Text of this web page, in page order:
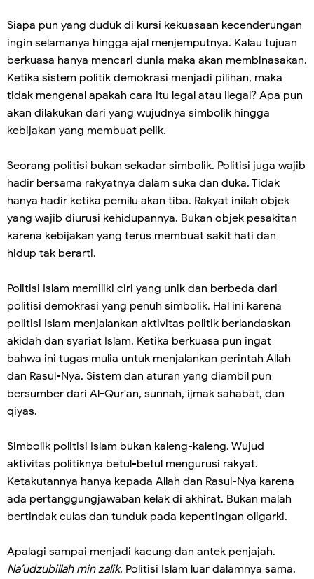
Siapa pun yang duduk di kursi kekuasaan kecenderungan
ingin selamanya hingga ajal menjemputnya. Kalau tujuan
berkuasa hanya mencari dunia maka akan membinasakan.
Ketika sistem politik demokrasi menjadi pilihan, maka
tidak mengenal apakah cara itu legal atau ilegal? Apa pun
akan dilakukan dari yang wujudnya simbolik hingga
kebijakan yang membuat pelik.
Seorang politisi bukan sekadar simbolik. Politisi juga wajib
hadir bersama rakyatnya dalam suka dan duka. Tidak
hanya hadir ketika pemilu akan tiba. Rakyat inilah objek
yang wajib diurusi kehidupannya. Bukan objek pesakitan
karena kebijakan yang terus membuat sakit hati dan
hidup tak berarti.
Politisi Islam memiliki ciri yang unik dan berbeda dari
politisi demokrasi yang penuh simbolik. Hal ini karena
politisi Islam menjalankan aktivitas politik berlandaskan
akidah dan syariat Islam. Ketika berkuasa pun ingat
bahwa ini tugas mulia untuk menjalankan perintah Allah
dan Rasul-Nya. Sistem dan aturan yang diambil pun
bersumber dari Al-Qur'an, sunnah, ijmak sahabat, dan
qiyas.
Simbolik politisi Islam bukan kaleng-kaleng. Wujud
aktivitas politiknya betul-betul mengurusi rakyat.
Ketakutannya hanya kepada Allah dan Rasul-Nya karena
ada pertanggungjawaban kelak di akhirat. Bukan malah
bertindak culas dan tunduk pada kepentingan oligarki.
Apalagi sampai menjadi kacung dan antek penjajah.
Na’udzubillah min zalik. Politisi Islam luar dalamnya sama.